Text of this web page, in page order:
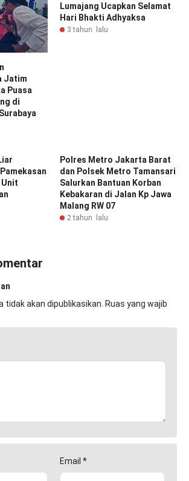
Jatim
Puasa
di
Lumajang Ucapkan Selamat
Hari Bhakti Adhyaksa
3 tahun lalu
Unit
Polres Metro Jakarta Barat
dan Polsek Metro Tamansari
Salurkan Bantuan Korban
Kebakaran di Jalan Kp Jawa
Malang RW 07
2 tahun lalu
tidak akan dipublikasikan. Ruas yang wajib
Email *